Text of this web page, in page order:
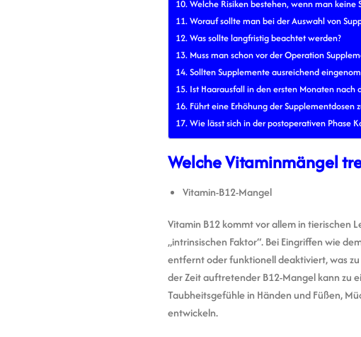
Welche Risiken bestehen, wenn man keine
Worauf sollte man bei der Auswahl von
Was sollte langfristig beachtet werden?
Muss man schon vor der Operation
Sollten Supplemente ausreichend
Ist Haarausfall in den ersten Monaten nach
Führt eine Erhöhung der Supplementdosen
Wie lässt sich in der postoperativen Phase
Welche Vitaminmängel
Vitamin-B12-Mangel
Vitamin B12 kommt vor allem in tierischen
„intrinsischen Faktor“. Bei Eingriffen wie
entfernt oder funktionell deaktiviert, was
der Zeit auftretender B12-Mangel kann zu
Taubheitsgefühle in Händen und Füßen,
entwickeln.